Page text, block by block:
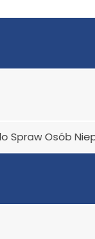
Spraw Osób